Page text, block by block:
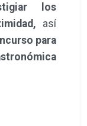
los
así
para